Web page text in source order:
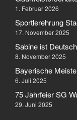
1. Februar 2026
Sportlerehrung
17. November 2025
Sabine ist
8. November 2025
Bayerische
6. Juli 2025
75 Jahrfeier SG
29. Juni 2025